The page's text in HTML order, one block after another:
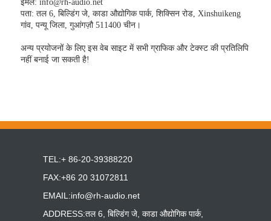
ईमेल: info@rh-audio.net
पता: तल 6, बिल्डिंग जे, काडा औद्योगिक पार्क, शिक्सिन रोड, Xinshuikeng
गांव, पन्यू जिला, गुआंगज़ौ 511400 चीन।
अन्य प्रयोजनों के लिए इस वेब साइट में सभी ग्राफिक और टेक्स्ट की प्रतिलिपि
नहीं बनाई जा सकती है!
TEL:+ 86-20-39388220
FAX:+86 20 31072811
EMAIL:info@rh-audio.net
ADDRESS:तल 6, बिल्डिंग जे, काडा औद्योगिक पार्क,